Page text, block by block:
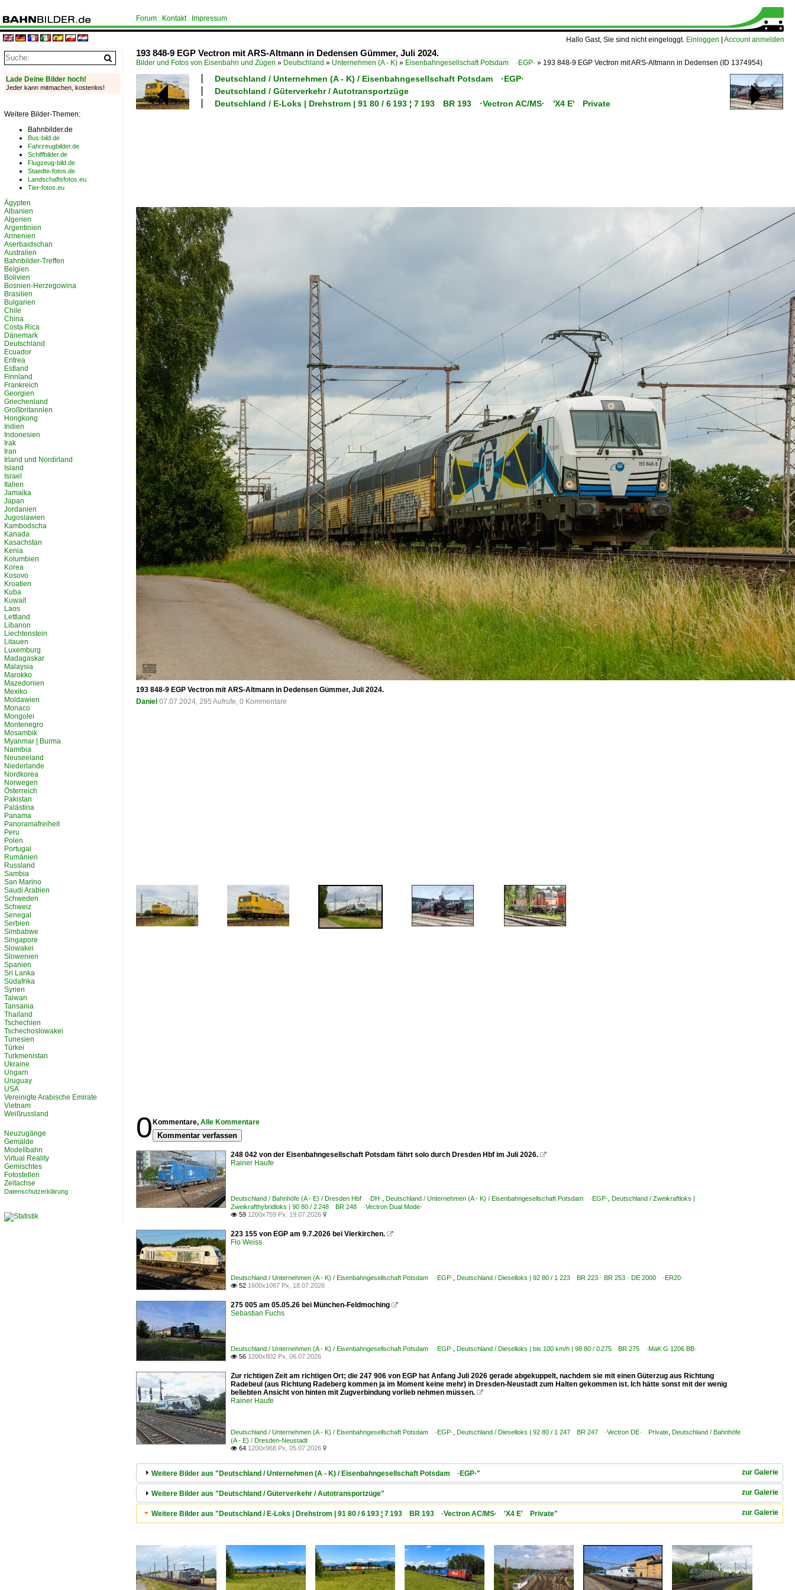
Hallo Gast, Sie sind nicht eingeloggt. Einloggen Account anmelden
Forum Kontakt Impressum
193 848-9 EGP Vectron mit ARS-Altmann in Dedensen Gümmer, Juli 2024.
Bilder und Fotos von Eisenbahn und Zügen » Deutschland » Unternehmen (A - K) » Eisenbahngesellschaft Potsdam ·EGP· » 193 848-9 EGP Vectron mit ARS-Altmann in Dedensen (ID 1374954)
Deutschland / Unternehmen (A - K) / Eisenbahngesellschaft Potsdam ·EGP·
Deutschland / Güterverkehr / Autotransportzüge
Deutschland / E-Loks | Drehstrom | 91 80 / 6 193 ¦ 7 193 BR 193 ·Vectron AC/MS· 'X4 E' Private
193 848-9 EGP Vectron mit ARS-Altmann in Dedensen Gümmer, Juli 2024.
Daniel 07.07.2024, 295 Aufrufe, 0 Kommentare
0 Kommentare, Alle Kommentare
Kommentar verfassen
248 042 von der Eisenbahngesellschaft Potsdam fährt solo durch Dresden Hbf im Juli 2026. 
Rainer Haufe
Deutschland / Bahnhöfe (A - E) / Dresden Hbf ·DH· Deutschland / Unternehmen (A - K) / Eisenbahngesellschaft Potsdam ·EGP· Deutschland / Zweikraftloks |
Zweikrafthybridloks | 90 80 / 2 248 BR 248 ·Vectron Dual Mode·
 59 1200x759 Px, 19.07.2026 
223 155 von EGP am 9.7.2026 bei Vierkirchen. 
Flo Weiss
Deutschland / Unternehmen (A - K) / Eisenbahngesellschaft Potsdam ·EGP· Deutschland / Dieselloks | 92 80 / 1 223 BR 223 · BR 253 · DE 2000 ·ER20·
 52 1600x1067 Px, 18.07.2026
275 005 am 05.05.26 bei München-Feldmoching 
Sebastian Fuchs
Deutschland / Unternehmen (A - K) / Eisenbahngesellschaft Potsdam ·EGP· Deutschland / Dieselloks | bis 100 km/h | 98 80 / 0 275 BR 275 ·MaK G 1206 BB·
 56 1200x802 Px, 06.07.2026
Zur richtigen Zeit am richtigen Ort; die 247 906 von EGP hat Anfang Juli 2026 gerade abgekuppelt, nachdem sie mit einen Güterzug aus Richtung
Radebeul (aus Richtung Radeberg kommen ja im Moment keine mehr) in Dresden-Neustadt zum Halten gekommen ist. Ich hätte sonst mit der wenig
beliebten Ansicht von hinten mit Zugverbindung vorlieb nehmen müssen. 
Rainer Haufe
Deutschland / Unternehmen (A - K) / Eisenbahngesellschaft Potsdam ·EGP· Deutschland / Dieselloks | 92 80 / 1 247 BR 247 ·Vectron DE· Private Deutschland / Bahnhöfe
(A - E) / Dresden-Neustadt
 64 1200x968 Px, 05.07.2026 
zur Galerie
Weitere Bilder aus "Deutschland / Unternehmen (A - K) / Eisenbahngesellschaft Potsdam ·EGP·"
zur Galerie
Weitere Bilder aus "Deutschland / Güterverkehr / Autotransportzüge"
zur Galerie
Weitere Bilder aus "Deutschland / E-Loks | Drehstrom | 91 80 / 6 193 ¦ 7 193 BR 193 ·Vectron AC/MS· 'X4 E' Private"
Lade Deine Bilder hoch!
Jeder kann mitmachen, kostenlos!
Weitere Bilder-Themen:
Bahnbilder.de
Bus-bild.de
Fahrzeugbilder.de
Schiffbilder.de
Flugzeug-bild.de
Staedte-fotos.de
Landschaftsfotos.eu
Tier-fotos.eu
Ägypten
Albanien
Algerien
Argentinien
Armenien
Aserbaidschan
Australien
Bahnbilder-Treffen
Belgien
Bolivien
Bosnien-Herzegowina
Brasilien
Bulgarien
Chile
China
Costa Rica
Dänemark
Deutschland
Ecuador
Eritrea
Estland
Finnland
Frankreich
Georgien
Griechenland
Großbritannien
Hongkong
Indien
Indonesien
Irak
Iran
Irland und Nordirland
Island
Israel
Italien
Jamaika
Japan
Jordanien
Jugoslawien
Kambodscha
Kanada
Kasachstan
Kenia
Kolumbien
Korea
Kosovo
Kroatien
Kuba
Kuwait
Laos
Lettland
Libanon
Liechtenstein
Litauen
Luxemburg
Madagaskar
Malaysia
Marokko
Mazedonien
Mexiko
Moldawien
Monaco
Mongolei
Montenegro
Mosambik
Myanmar | Burma
Namibia
Neuseeland
Niederlande
Nordkorea
Norwegen
Österreich
Pakistan
Palästina
Panama
Panoramafreiheit
Peru
Polen
Portugal
Rumänien
Russland
Sambia
San Marino
Saudi Arabien
Schweden
Schweiz
Senegal
Serbien
Simbabwe
Singapore
Slowakei
Slowenien
Spanien
Sri Lanka
Südafrika
Syrien
Taiwan
Tansania
Thailand
Tschechien
Tschechoslowakei
Tunesien
Türkei
Turkmenistan
Ukraine
Ungarn
Uruguay
USA
Vereinigte Arabische Emirate
Vietnam
Weißrussland
Neuzugänge
Gemälde
Modellbahn
Virtual Reality
Gemischtes
Fotostellen
Zeitachse
Datenschutzerklärung